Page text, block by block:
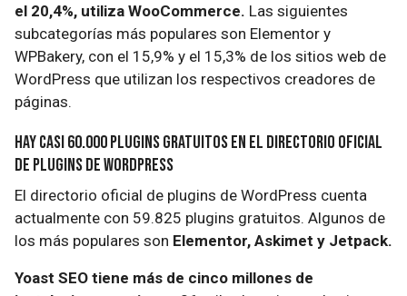
el 20,4%, utiliza WooCommerce. Las siguientes
subcategorías más populares son Elementor y
WPBakery, con el 15,9% y el 15,3% de los sitios web de
WordPress que utilizan los respectivos creadores de
páginas.
Hay casi 60.000 plugins gratuitos en el directorio oficial
de plugins de WordPress
El directorio oficial de plugins de WordPress cuenta
actualmente con 59.825 plugins gratuitos. Algunos de
los más populares son Elementor, Askimet y Jetpack.
Yoast SEO tiene más de cinco millones de